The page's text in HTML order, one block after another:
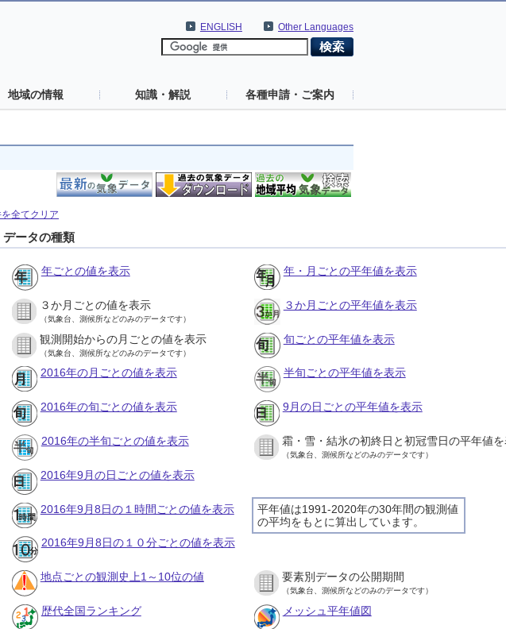
Other Languages
ENGLISH
地域の情報 知識・解説 各種申請・ご案内
全てクリア
データの種類
年ごとの値を表示 年・月ごとの平年値を表示
３か月ごとの値を表示
（気象台、測候所などのみのデータです）
３か月ごとの平年値を表示
観測開始からの月ごとの値を表示
（気象台、測候所などのみのデータです）
旬ごとの平年値を表示
2016年の月ごとの値を表示 半旬ごとの平年値を表示
2016年の旬ごとの値を表示 9月の日ごとの平年値を表示
2016年の半旬ごとの値を表示 霜・雪・結氷の初終日と初冠雪日の平年値
（気象台、測候所などのみのデータです）
2016年9月の日ごとの値を表示
平年値は1991-2020年の30年間の観測値
の平均をもとに算出しています。
2016年9月8日の１時間ごとの値を表示
2016年9月8日の１０分ごとの値を表示
地点ごとの観測史上1～10位の値 要素別データの公開期間
（気象台、測候所などのみのデータです）
歴代全国ランキング メッシュ平年値図